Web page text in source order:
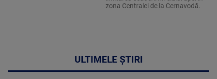
zona Centralei de la Cernavodă.
ULTIMELE ȘTIRI